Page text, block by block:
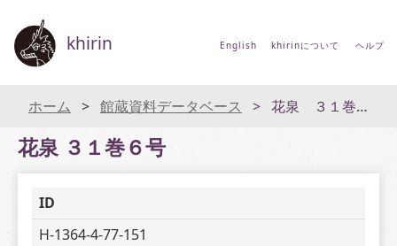
khirin English khirinについて ヘルプ
ホーム 館蔵資料データベース 花泉 ３１巻６号
花泉 ３１巻６号
ID
H-1364-4-77-151